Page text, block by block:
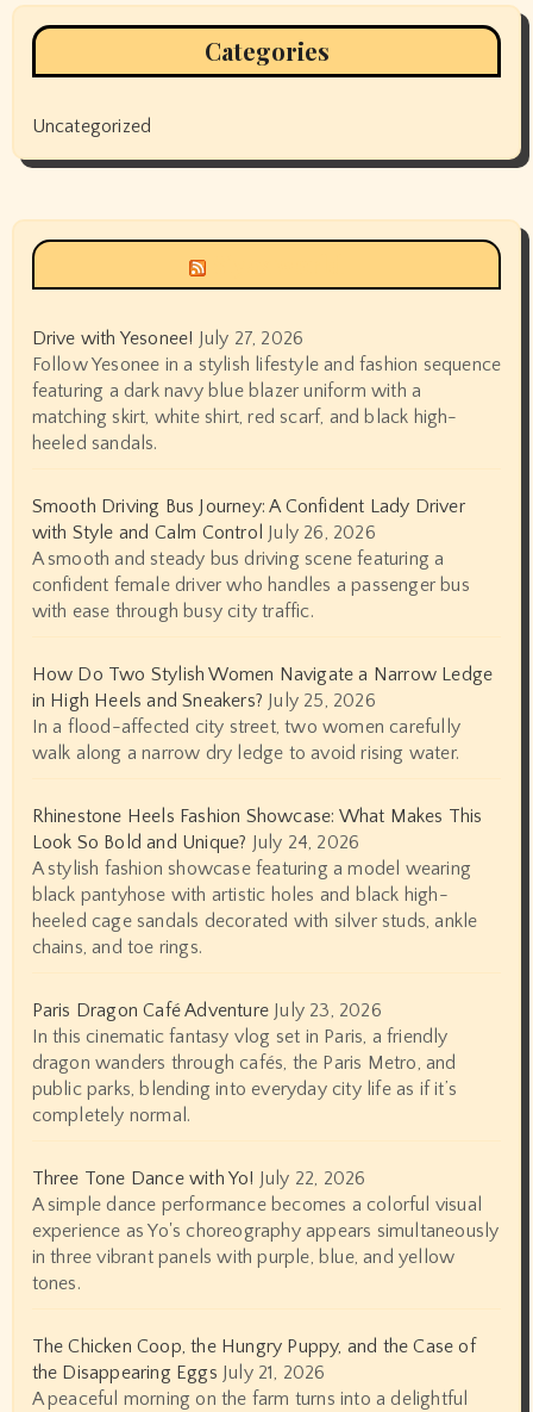
Categories
Uncategorized
Drive with Yesonee! July 27, 2026
Follow Yesonee in a stylish lifestyle and fashion sequence
featuring a dark navy blue blazer uniform with a
matching skirt, white shirt, red scarf, and black high-
heeled sandals.
Smooth Driving Bus Journey: A Confident Lady Driver
with Style and Calm Control July 26, 2026
A smooth and steady bus driving scene featuring a
confident female driver who handles a passenger bus
with ease through busy city traffic.
How Do Two Stylish Women Navigate a Narrow Ledge
in High Heels and Sneakers? July 25, 2026
In a flood-affected city street, two women carefully
walk along a narrow dry ledge to avoid rising water.
Rhinestone Heels Fashion Showcase: What Makes This
Look So Bold and Unique? July 24, 2026
A stylish fashion showcase featuring a model wearing
black pantyhose with artistic holes and black high-
heeled cage sandals decorated with silver studs, ankle
chains, and toe rings.
Paris Dragon Café Adventure July 23, 2026
In this cinematic fantasy vlog set in Paris, a friendly
dragon wanders through cafés, the Paris Metro, and
public parks, blending into everyday city life as if it’s
completely normal.
Three Tone Dance with Yo! July 22, 2026
A simple dance performance becomes a colorful visual
experience as Yo's choreography appears simultaneously
in three vibrant panels with purple, blue, and yellow
tones.
The Chicken Coop, the Hungry Puppy, and the Case of
the Disappearing Eggs July 21, 2026
A peaceful morning on the farm turns into a delightful